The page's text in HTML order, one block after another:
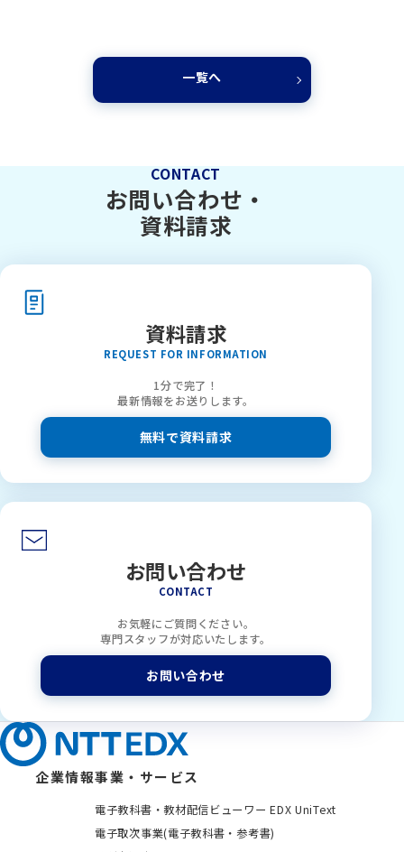
一覧へ
CONTACT
お問い合わせ・
資料請求
資料請求
REQUEST FOR INFORMATION
1分で完了！
最新情報をお送りします。
無料で資料請求
お問い合わせ
CONTACT
お気軽にご質問ください。
専門スタッフが対応いたします。
お問い合わせ
企業情報事業・サービス
電子教科書・教材配信ビューワー EDX UniText
電子取次事業(電子教科書・参考書)